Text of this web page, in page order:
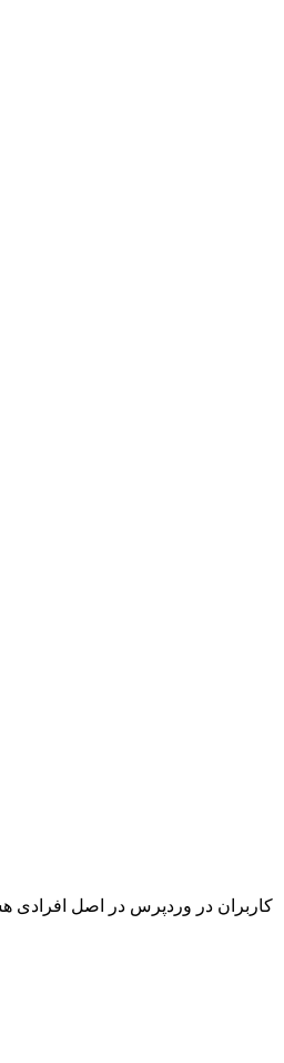
کاربران در وردپرس در اصل افرادی